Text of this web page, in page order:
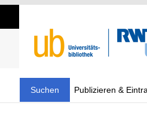
Suchen Publizieren &